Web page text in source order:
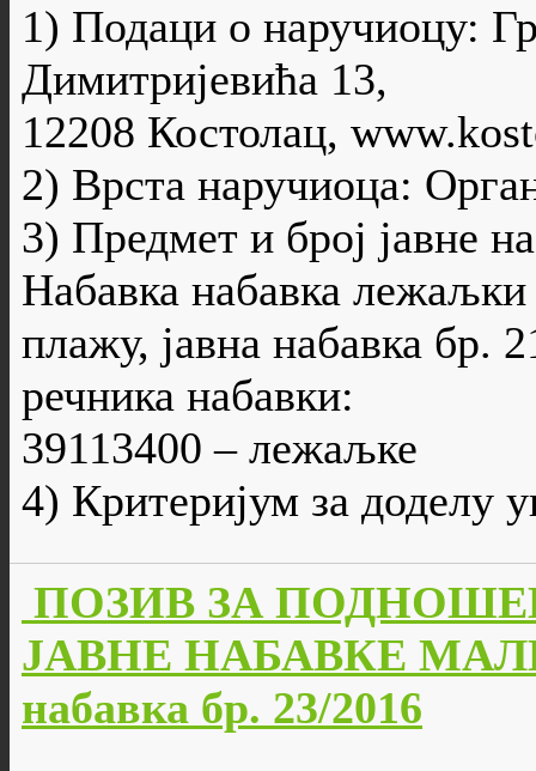
1) Подаци о наручиоцу:
Димитријевића 13,
12208 Костолац,
2) Врста наручиоца:
3) Предмет и број јавне
Набавка набавка лежаљки
плажу, јавна набавка
речника набавки:
39113400 – лежаљке
4) Критеријум за доделу
ПОЗИВ ЗА
ЈАВНЕ НАБАВКЕ
набавка бр. 23/2016